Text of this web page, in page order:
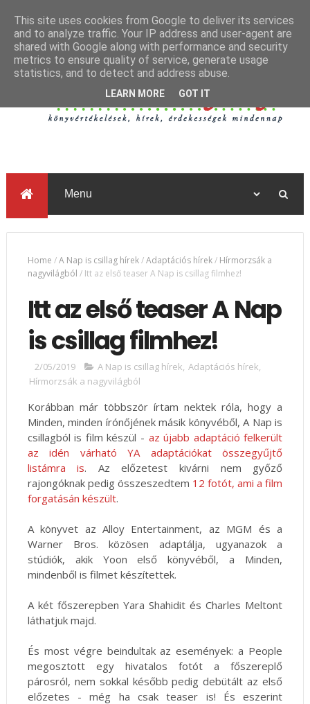
Home /A Nap is csillag hírek/Adaptációs hírek/ Hírmorzsák a
nagyvilágból / Itt az első teaser A Nap is csillag filmhez!
Itt az első teaser A Nap
is csillag filmhez!
2/05/2019 A Nap is csillag hírek, Adaptációs hírek,
Hírmorzsák a nagyvilágból
Korábban már többször írtam nektek róla, hogy a
Minden, minden írónőjének másik könyvéből, A Nap is
csillagból is film készül - az újabb adaptáció felkerült
az idén várható YA adaptációkat összegyűjtő
listámra is. Az előzetest kivárni nem győző
rajongóknak pedig összeszedtem 12 fotót, ami a film
forgatásán készült.
A könyvet az Alloy Entertainment, az MGM és a
Warner Bros. közösen adaptálja, ugyanazok a
stúdiók, akik Yoon első könyvéből, a Minden,
mindenből is filmet készítettek.
A két főszerepben Yara Shahidit és Charles Meltont
láthatjuk majd.
És most végre beindultak az események: a People
megosztott egy hivatalos fotót a főszereplő
párosról, nem sokkal később pedig debütált az első
előzetes - még ha csak teaser is! És eszerint
This site uses cookies from Google to deliver its services
and to analyze traffic. Your IP address and user-agent are
shared with Google along with performance and security
metrics to ensure quality of service, generate usage
statistics, and to detect and address abuse.
LEARN MORE GOT IT